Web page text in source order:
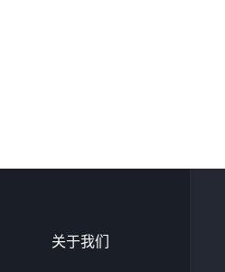
关于我们